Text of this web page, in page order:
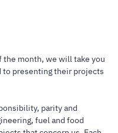
the month, we will take you
presenting their projects
parity and
fuel and food